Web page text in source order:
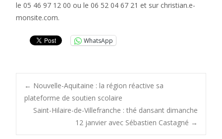
le 05 46 97 12 00 ou le 06 52 04 67 21 et sur christian.e-
monsite.com.
WhatsApp
Post
navigation
← Nouvelle-Aquitaine : la région réactive sa
plateforme de soutien scolaire
Saint-Hilaire-de-Villefranche : thé dansant dimanche
12 janvier avec Sébastien Castagné →